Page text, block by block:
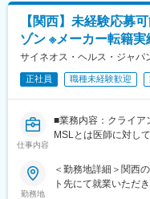
稼働しています
変更の範囲：会社の
■新薬のプロモーショ
■長期収載品の市場拡
■ジェネリック医薬品
※プロジェクトの状
ェクトが出るまで保
ご認識の程よろしく
■エリアを跨ぐ転勤な
初任地希望だけでな
て、アサインを検討
【関西】未経験応募
ゾン ※メーカー転籍実
サイネオス・ヘルス・ジャパ
正社員 職種未経験歓迎
仕事内容
■業務内容：クライア
MSLとは医師に対し
■仕事内容：主にKOL
勤務地
＜勤務地詳細＞関西
ト先にて就業いただ